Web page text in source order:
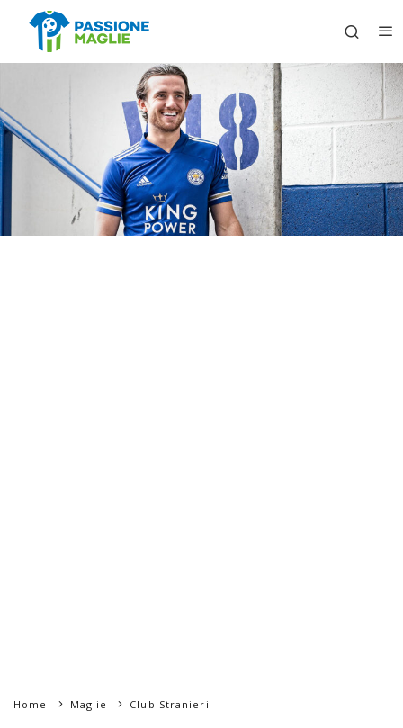
Home Maglie Club Stranieri